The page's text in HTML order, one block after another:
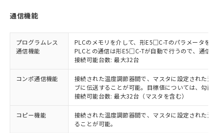
通信機能
プログラムレス
通信機能
PLCのメモリを介して、形E5□C-Tのパラメータを
PLCとの通信は形E5□C-Tが自動で行うので、通信
接続可能台数: 最大32台
コンポ通信機能
接続された温度調節器間で、マスタに設定された温
ブに伝送することが可能。目標値については、勾配
接続可能台数: 最大32台（マスタを含む）
コピー機能
接続された温度調節器間で、マスタに設定された温
ることが可能。